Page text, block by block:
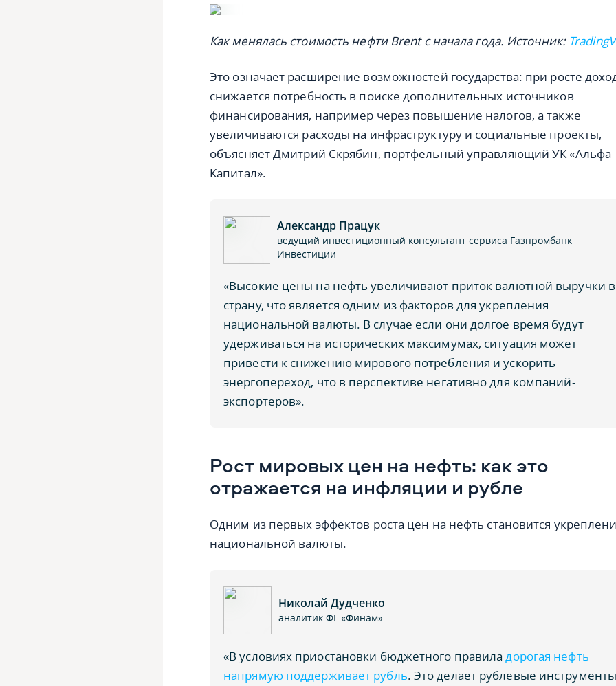
Как менялась стоимость нефти Brent с начала года. Источник:
Это означает расширение возможностей государства: при росте
снижается потребность в поиске дополнительных источников
финансирования, например через повышение налогов, а также
увеличиваются расходы на инфраструктуру и социальные проекты,
объясняет Дмитрий Скрябин, портфельный управляющий УК «Альфа
Капитал».
Александр Працук
ведущий инвестиционный консультант сервиса Газпромбанк
Инвестиции
«Высокие цены на нефть увеличивают приток валютной выручки в
страну, что является одним из факторов для укрепления
национальной валюты. В случае если они долгое время будут
удерживаться на исторических максимумах, ситуация может
привести к снижению мирового потребления и ускорить
энергопереход, что в перспективе негативно для компаний-
экспортеров».
Рост мировых цен на нефть: как это
отражается на инфляции и рубле
Одним из первых эффектов роста цен на нефть становится
национальной валюты.
Николай Дудченко
аналитик ФГ «Финам»
«В условиях приостановки бюджетного правиладорогая нефть
напрямую поддерживает рубль. Это делает рублевые